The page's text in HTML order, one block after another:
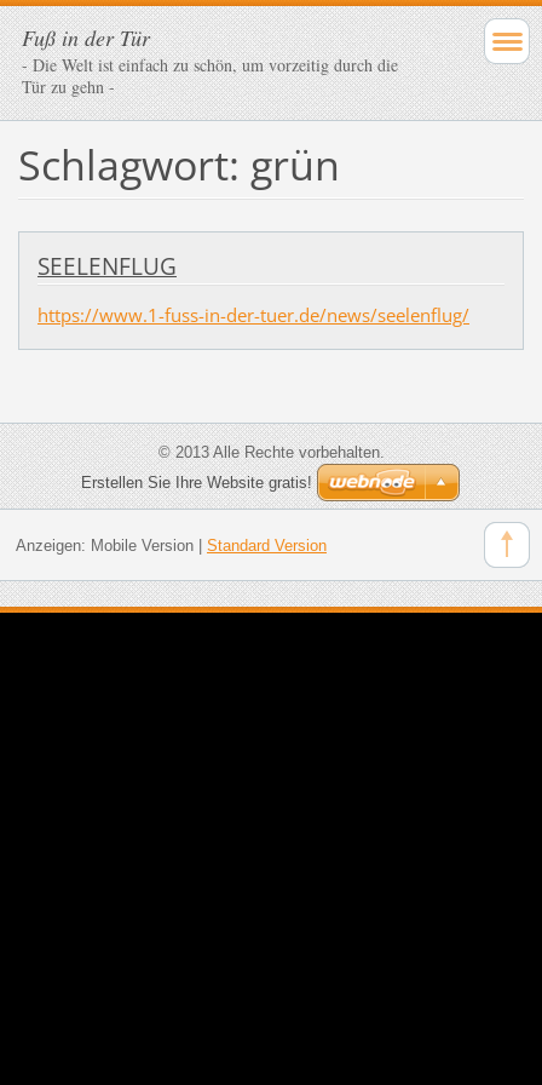
Fuß in der Tür
- Die Welt ist einfach zu schön, um vorzeitig durch die
Tür zu gehn -
Schlagwort: grün
SEELENFLUG
https://www.1-fuss-in-der-tuer.de/news/seelenflug/
© 2013 Alle Rechte vorbehalten.
Erstellen Sie Ihre Website gratis!
Anzeigen: Mobile Version| Standard Version